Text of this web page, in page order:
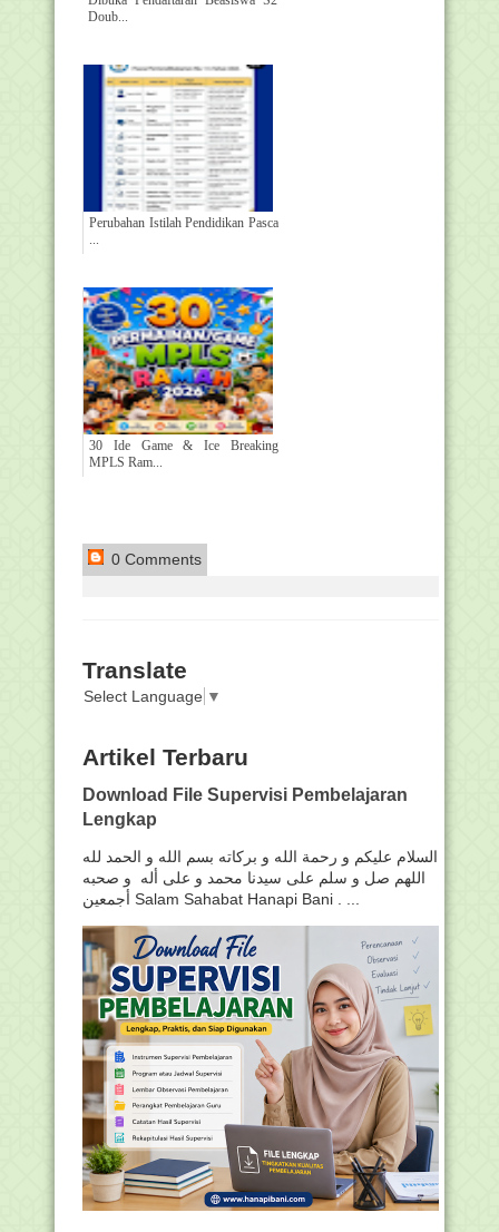
Doub...
Perubahan Istilah Pendidikan Pasca
30 Ide Game & Ice Breaking
MPLS Ram...
0 Comments
Translate
Select Language ▼
Artikel Terbaru
Download File Supervisi Pembelajaran
Lengkap
السلام عليكم و رحمة الله و بركاته بسم الله و الحمد لله
اللهم صل و سلم على سيدنا محمد و على أله و صحبه
أجمعين Salam Sahabat Hanapi Bani . ...